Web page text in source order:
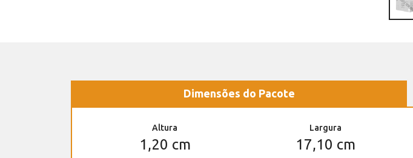
Dimensões do Pacote
Altura
1,20 cm
Largura
17,10 cm